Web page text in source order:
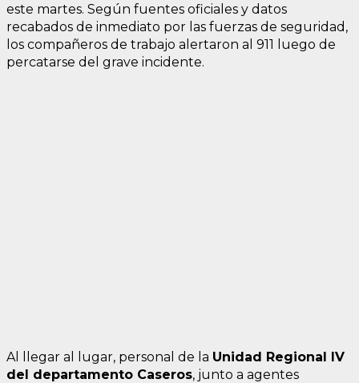
este martes. Según fuentes oficiales y datos
recabados de inmediato por las fuerzas de seguridad,
los compañeros de trabajo alertaron al 911 luego de
percatarse del grave incidente.
Al llegar al lugar, personal de la Unidad Regional IV
del departamento Caseros, junto a agentes